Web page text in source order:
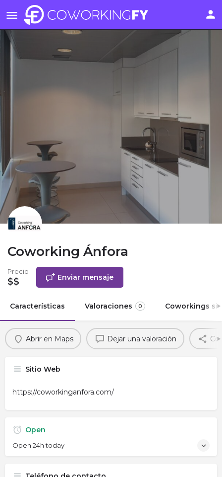
Coworking Ánfora
Precio
$$ Enviar mensaje
Características Valoraciones 0 Coworkings
Abrir en Maps Dejar una valoración
Sitio Web
https://coworkinganfora.com/
Open
Open 24h today